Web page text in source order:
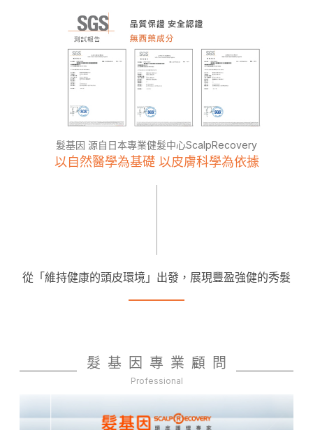
髮基因 源自日本專業健髮中心ScalpRecovery
以自然醫學為基礎 以皮膚科學為依據
從「維持健康的頭皮環境」出發，展現豐盈強健的秀髮
髮基因專業顧問
Professional